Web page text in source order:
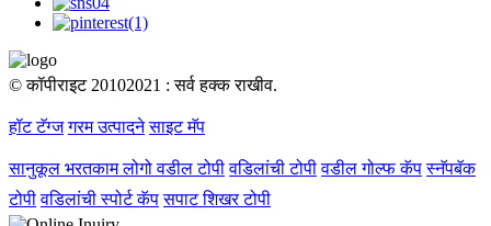
© कॉपीराइट 20102021 : सर्व हक्क राखीव.
हॉट टॅग्ज गरम उत्पादने साइट मॅप
सानुकूल भरतकाम लोगो वडील टोपी वडिलांची टोपी वडील गोल्फ कॅप स्नॅपबॅक
टोपी वडिलांची स्पोर्ट कॅप सपाट शिखर टोपी